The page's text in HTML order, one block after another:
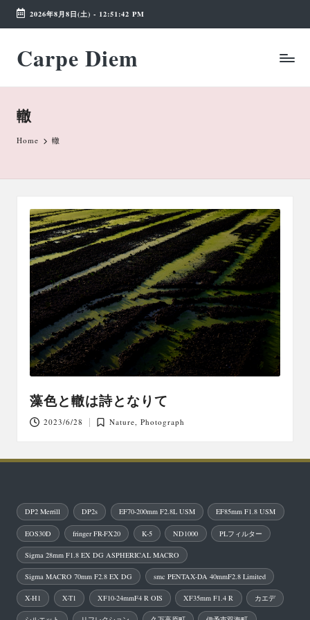
Skip
content
2026年8月8日(土) - 12:51:43 PM
Carpe Diem
Weekend
Wonderland
轍
Home 轍
藻色と轍は詩となりて
2023/6/28
Posted
Nature,Photograph
DP2 Merrill DP2s EF70-200mm F2.8L USM EF85mm F1.8 USM
EOS30D fringer FR-FX20 K-5 ND1000 PLフィルター
Sigma 28mm F1.8 EX DG ASPHERICAL MACRO
Sigma MACRO 70mm F2.8 EX DG smc PENTAX-DA 40mmF2.8 Limited
X-H1 X-T1 XF10-24mmF4 R OIS XF35mm F1.4 R カエデ